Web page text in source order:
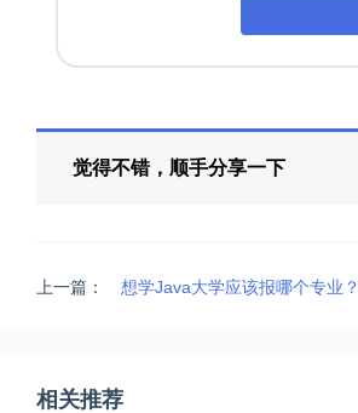
觉得不错，顺手分享一下
上一篇： 想学Java大学应该报哪个专业？
相关推荐